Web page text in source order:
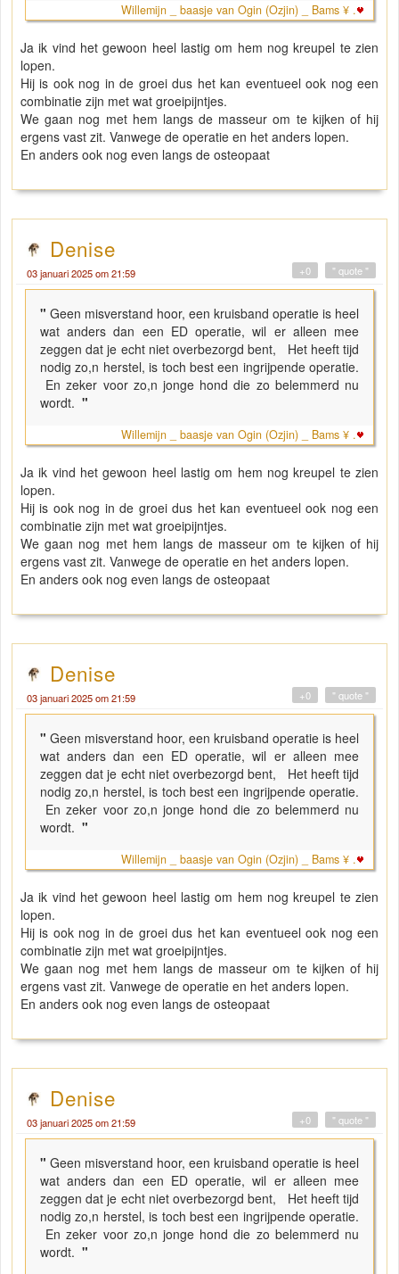
Willemijn _ baasje van Ogin (Ozjin) _ Bams ¥ .
Ja ik vind het gewoon heel lastig om hem nog kreupel te zien
lopen.
Hij is ook nog in de groei dus het kan eventueel ook nog een
combinatie zijn met wat groeipijntjes.
We gaan nog met hem langs de masseur om te kijken of hij
ergens vast zit. Vanwege de operatie en het anders lopen.
En anders ook nog even langs de osteopaat
Denise
03 januari 2025 om 21:59 " quote "
+0
" Geen misverstand hoor, een kruisband operatie is heel
wat anders dan een ED operatie, wil er alleen mee
zeggen dat je echt niet overbezorgd bent, Het heeft tijd
nodig zo,n herstel, is toch best een ingrijpende operatie.
En zeker voor zo,n jonge hond die zo belemmerd nu
wordt. "
Willemijn _ baasje van Ogin (Ozjin) _ Bams ¥ .
Ja ik vind het gewoon heel lastig om hem nog kreupel te zien
lopen.
Hij is ook nog in de groei dus het kan eventueel ook nog een
combinatie zijn met wat groeipijntjes.
We gaan nog met hem langs de masseur om te kijken of hij
ergens vast zit. Vanwege de operatie en het anders lopen.
En anders ook nog even langs de osteopaat
Denise
03 januari 2025 om 21:59 " quote "
+0
" Geen misverstand hoor, een kruisband operatie is heel
wat anders dan een ED operatie, wil er alleen mee
zeggen dat je echt niet overbezorgd bent, Het heeft tijd
nodig zo,n herstel, is toch best een ingrijpende operatie.
En zeker voor zo,n jonge hond die zo belemmerd nu
wordt. "
Willemijn _ baasje van Ogin (Ozjin) _ Bams ¥ .
Ja ik vind het gewoon heel lastig om hem nog kreupel te zien
lopen.
Hij is ook nog in de groei dus het kan eventueel ook nog een
combinatie zijn met wat groeipijntjes.
We gaan nog met hem langs de masseur om te kijken of hij
ergens vast zit. Vanwege de operatie en het anders lopen.
En anders ook nog even langs de osteopaat
Denise
03 januari 2025 om 21:59 " quote "
+0
" Geen misverstand hoor, een kruisband operatie is heel
wat anders dan een ED operatie, wil er alleen mee
zeggen dat je echt niet overbezorgd bent, Het heeft tijd
nodig zo,n herstel, is toch best een ingrijpende operatie.
En zeker voor zo,n jonge hond die zo belemmerd nu
wordt. "